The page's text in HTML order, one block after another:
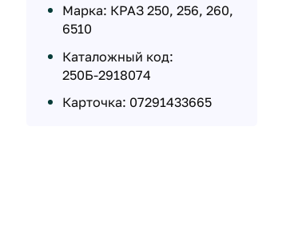
Марка: КРАЗ 250, 256, 260,
6510
Каталожный код:
250Б-2918074
Карточка: 07291433665